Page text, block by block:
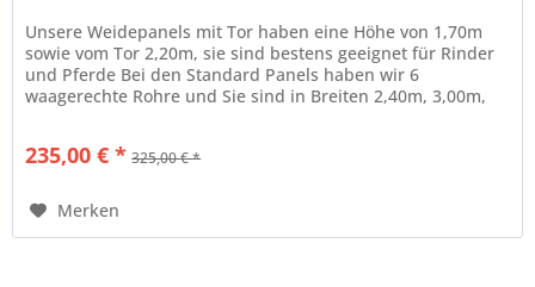
Unsere Weidepanels mit Tor haben eine Höhe von 1,70m
sowie vom Tor 2,20m, sie sind bestens geeignet für Rinder
und Pferde Bei den Standard Panels haben wir 6
waagerechte Rohre und Sie sind in Breiten 2,40m, 3,00m,
235,00 € * 325,00 € *
Merken